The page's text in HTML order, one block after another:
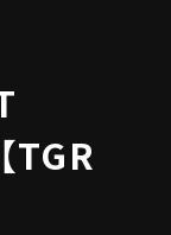
TGR